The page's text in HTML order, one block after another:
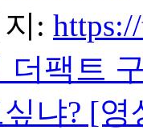
:
더팩트
싶냐? [